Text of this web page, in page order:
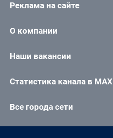
Реклама на сайте
О компании
Наши вакансии
Статистика канала в MAX
Все города сети